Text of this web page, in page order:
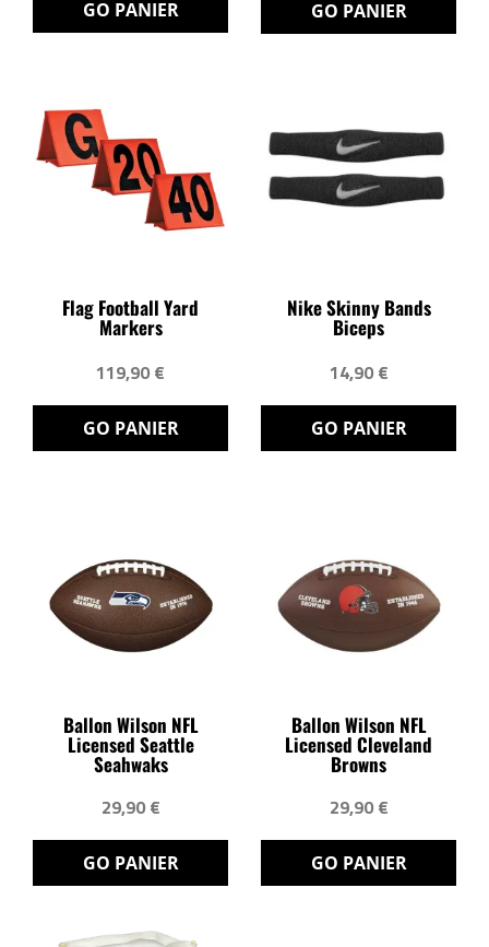
GO PANIER GO PANIER
Flag Football Yard
Markers
119,90 €
GO PANIER
Nike Skinny Bands
Biceps
14,90 €
GO PANIER
Ballon Wilson NFL
Licensed Seattle
Seahwaks
29,90 €
GO PANIER
Ballon Wilson NFL
Licensed Cleveland
Browns
29,90 €
GO PANIER